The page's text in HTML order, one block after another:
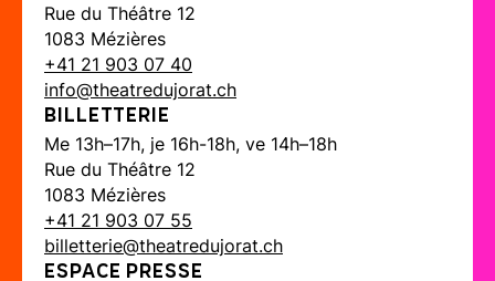
Rue du Théâtre 12
1083 Mézières
+41 21 903 07 40
info@theatredujorat.ch
Billetterie
Me 13h–17h, je 16h-18h, ve 14h–18h
Rue du Théâtre 12
1083 Mézières
+41 21 903 07 55
billetterie@theatredujorat.ch
Espace presse